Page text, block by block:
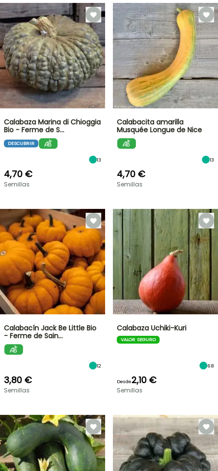
Calabaza Marina di Chioggia
Bio - Ferme de S…
DESCUBRIR
13
4,70 €
Semillas
Calabacita amarilla
Musquée Longue de Nice
13
4,70 €
Semillas
Calabacín Jack Be Little Bio
- Ferme de Sain…
12
3,80 €
Semillas
Calabaza Uchiki-Kuri
VALOR SEGURO
68
Desde2,10 €
Semillas